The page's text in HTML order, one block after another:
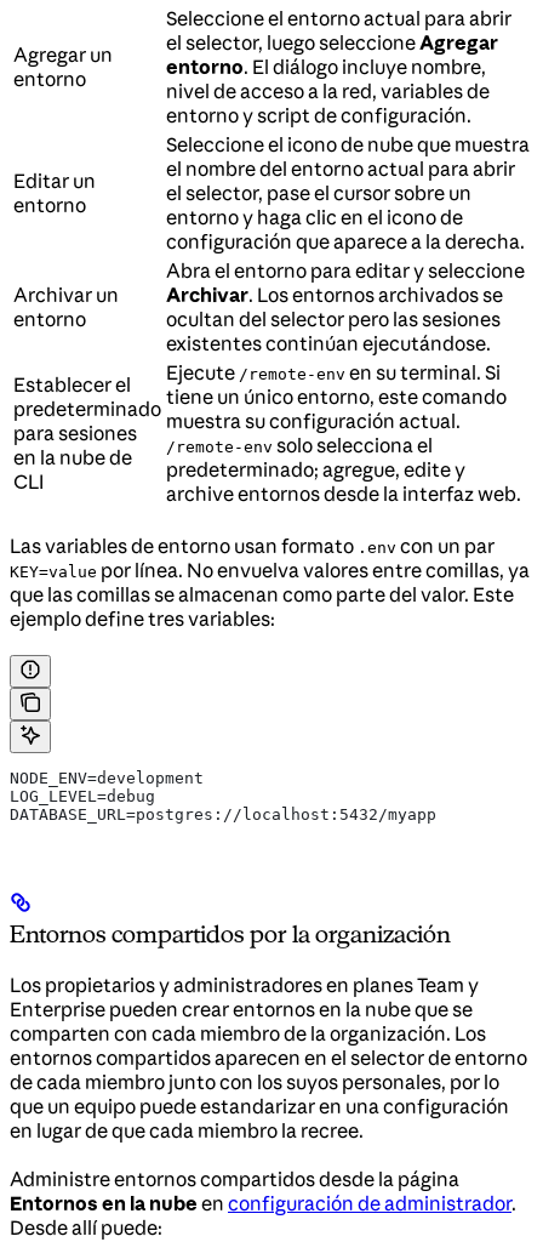
Agregar un
entorno
Seleccione el entorno actual para abrir
el selector, luego seleccioneAgregar
entorno. El diálogo incluye nombre,
nivel de acceso a la red, variables de
entorno y script de configuración.
Editar un
entorno
Seleccione el icono de nube que muestra
el nombre del entorno actual para abrir
el selector, pase el cursor sobre un
entorno y haga clic en el icono de
configuración que aparece a la derecha.
Archivar un
entorno
Abra el entorno para editar y seleccione
Archivar. Los entornos archivados se
ocultan del selector pero las sesiones
existentes continúan ejecutándose.
Establecer el
predeterminado
para sesiones
en la nube de
CLI
Ejecute /remote-env en su terminal. Si
tiene un único entorno, este comando
muestra su configuración actual.
/remote-env solo selecciona el
predeterminado; agregue, edite y
archive entornos desde la interfaz web.
Las variables de entorno usan formato .env con un par
KEY=value por línea. No envuelva valores entre comillas, ya
que las comillas se almacenan como parte del valor. Este
ejemplo define tres variables:
NODE_ENV=development
LOG_LEVEL=debug
DATABASE_URL=postgres://localhost:5432/myapp
Entornos compartidos por la organización
Los propietarios y administradores en planes Team y
Enterprise pueden crear entornos en la nube que se
comparten con cada miembro de la organización. Los
entornos compartidos aparecen en el selector de entorno
de cada miembro junto con los suyos personales, por lo
que un equipo puede estandarizar en una configuración
en lugar de que cada miembro la recree.
Administre entornos compartidos desde la página
Entornos en la nube en configuración de administrador.
Desde allí puede: